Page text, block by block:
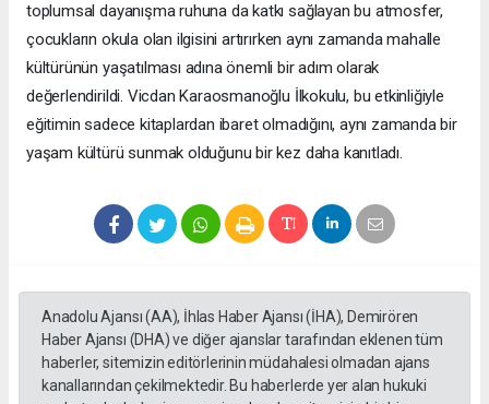
toplumsal dayanışma ruhuna da katkı sağlayan bu atmosfer,
çocukların okula olan ilgisini artırırken aynı zamanda mahalle
kültürünün yaşatılması adına önemli bir adım olarak
değerlendirildi. Vicdan Karaosmanoğlu İlkokulu, bu etkinliğiyle
eğitimin sadece kitaplardan ibaret olmadığını, aynı zamanda bir
yaşam kültürü sunmak olduğunu bir kez daha kanıtladı.
Anadolu Ajansı (AA), İhlas Haber Ajansı (İHA), Demirören
Haber Ajansı (DHA) ve diğer ajanslar tarafından eklenen tüm
haberler, sitemizin editörlerinin müdahalesi olmadan ajans
kanallarından çekilmektedir. Bu haberlerde yer alan hukuki